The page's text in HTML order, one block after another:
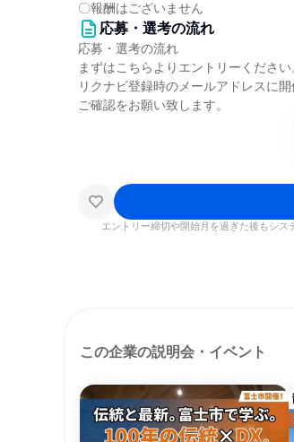
〇報酬はございません
応募・選考の流れ
応募・選考の流れ
まずはこちらよりエントリーください
リクナビ登録時のメールアドレスに
ご確認をお願い致します。
エントリー締切や開始月を過ぎた後もシス
この企業の説明会・イベント